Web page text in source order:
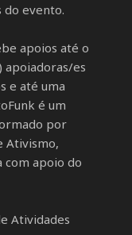
do evento.
apoios até o
apoiadoras/es
e até uma
é um
por
Ativismo,
com apoio do
Atividades